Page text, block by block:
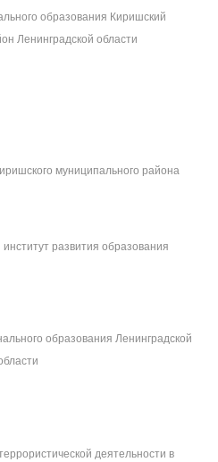
образования Киришский
Ленинградской области
муниципального района
развития образования
образования Ленинградской
деятельности в